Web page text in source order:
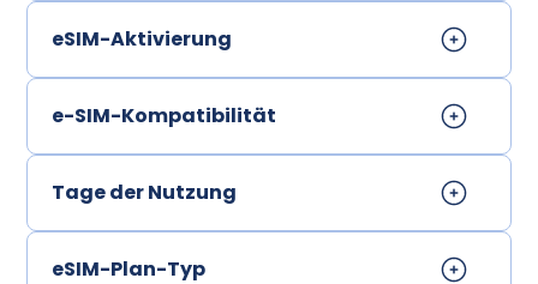
eSIM-Aktivierung
e-SIM-Kompatibilität
Tage der Nutzung
eSIM-Plan-Typ